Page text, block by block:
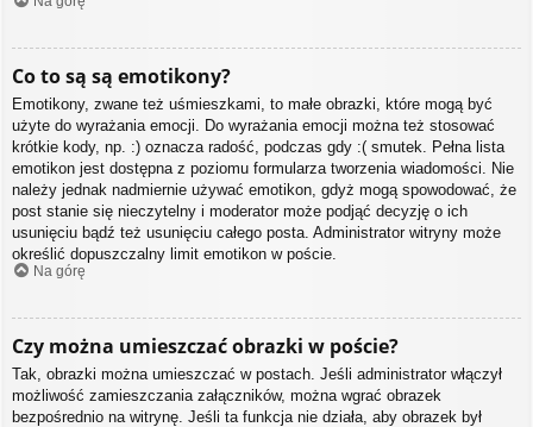
Co to są są emotikony?
Emotikony, zwane też uśmieszkami, to małe obrazki, które mogą być
użyte do wyrażania emocji. Do wyrażania emocji można też stosować
krótkie kody, np. :) oznacza radość, podczas gdy :( smutek. Pełna lista
emotikon jest dostępna z poziomu formularza tworzenia wiadomości. Nie
należy jednak nadmiernie używać emotikon, gdyż mogą spowodować, że
post stanie się nieczytelny i moderator może podjąć decyzję o ich
usunięciu bądź też usunięciu całego posta. Administrator witryny może
określić dopuszczalny limit emotikon w poście.
Na górę
Czy można umieszczać obrazki w poście?
Tak, obrazki można umieszczać w postach. Jeśli administrator włączył
możliwość zamieszczania załączników, można wgrać obrazek
bezpośrednio na witrynę. Jeśli ta funkcja nie działa, aby obrazek był